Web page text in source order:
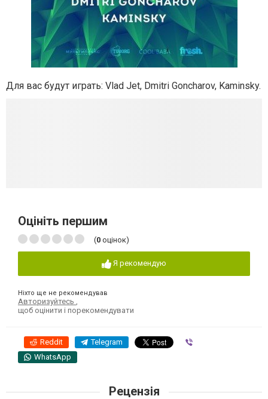
Для вас будут играть: Vlad Jet, Dmitri Goncharov, Kaminsky.
Оцініть першим
(0 оцінок)
Я рекомендую
Ніхто ще не рекомендував
Авторизуйтесь
щоб оцінити і порекомендувати
Reddit Telegram
WhatsApp
Рецензія